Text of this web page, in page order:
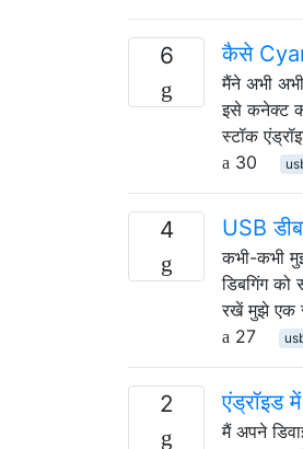
6 कैसे
मैंने अभी
इसे कनेक्ट
स्टॉक
30
4 USB
कभी-कभी
डिबगिंग
रखें मुझे एक
27
2 एंड्रॉइड
मैं अपने